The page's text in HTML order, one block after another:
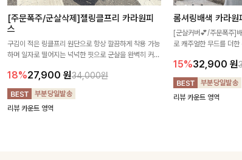
[주문폭주/군살삭제]젤링클프리 카라원피
스
구김이 적은 링클프리 원단으로 항상 깔끔하게 착용 가능
하며 일자로 떨어지는 넉넉한 핏으로 군살을 완벽히 커버
18%27,900 원34,000원
리뷰 카운트 영역
롬셔링배색 카라원
[군살커버💕/주문폭주]
로 캐주얼한 무드를 더
15%32,900 원
리뷰 카운트 영역